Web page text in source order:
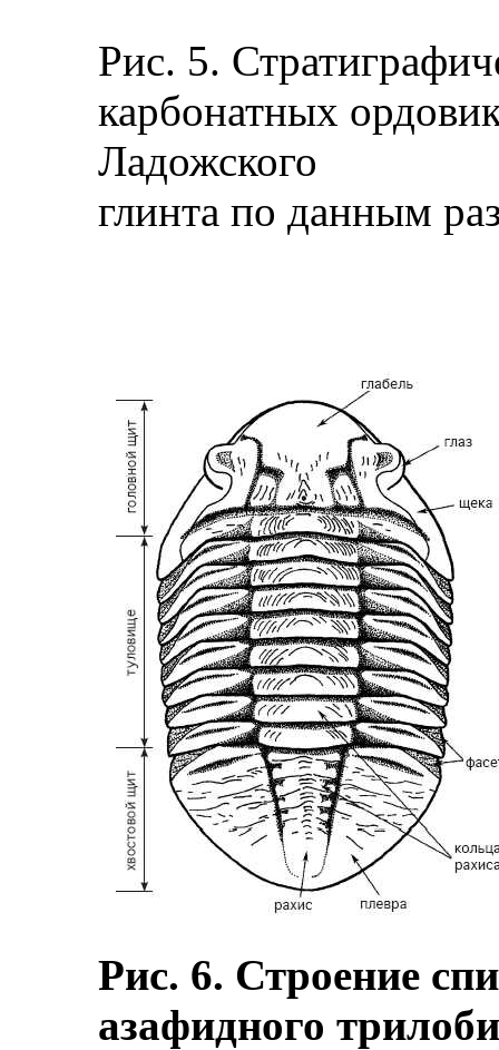
Рис. 5.
карбонатных
Ладожского
глинта по данным
Рис. 6. Строение
азафидного